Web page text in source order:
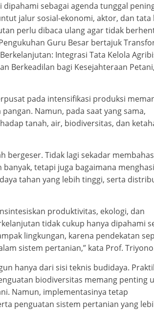
sebagai agenda tunggal
jalur sosial-ekonomi, aktor, dan tata
perlu dibaca ulang agar tidak
Guru Besar bertajuk
Integrasi Tata Kelola
Berkeadilan bagi Kesejahteraan
pada intensifikasi produksi
Namun, pada saat yang sama,
tanah, air, biodiversitas, dan
bergeser. Tidak lagi sekadar membahas
tetapi juga bagaimana
tahan yang lebih tinggi, serta
produktivitas, ekologi, dan
tidak cukup hanya dipahami
lingkungan, karena pendekatan
sistem pertanian,” kata Prof.
hanya dari sisi teknis budidaya.
biodiversitas memang penting
Namun, implementasinya tetap
penguatan sistem pertanian yang